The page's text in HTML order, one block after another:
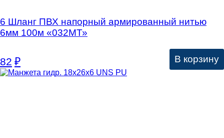
6 Шланг ПВХ напорный армированный нитью
6мм 100м «032МТ»
82 ₽ В корзину